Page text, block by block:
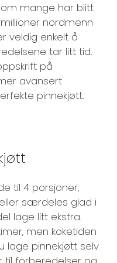
mange har blitt
millioner nordmenn
veldig enkelt å
tar litt tid.
på
avansert
pinnekjøtt.
til 4 porsjoner,
særdeles glad i
lage litt ekstra.
men koketiden
lage pinnekjøtt selv